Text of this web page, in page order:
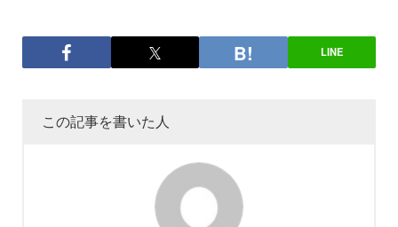
LINE
この記事を書いた人